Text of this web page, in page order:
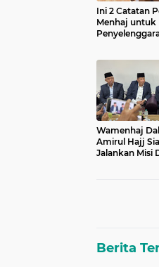
Ini 2 Catatan
Menhaj untuk
Wamenhaj
Amirul Hajj
Jalankan Misi
Berita